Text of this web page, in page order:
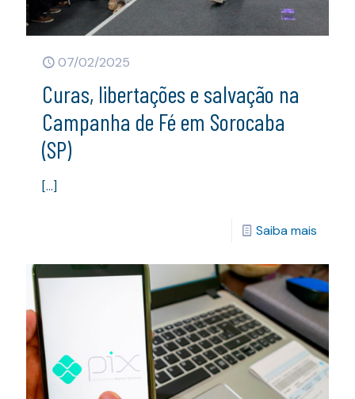
07/02/2025
Curas, libertações e salvação na
Campanha de Fé em Sorocaba
(SP)
[…]
Saiba mais